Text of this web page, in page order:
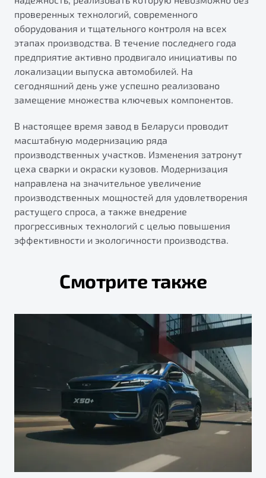
проверенных технологий, современного
оборудования и тщательного контроля на всех
этапах производства. В течение последнего года
предприятие активно продвигало инициативы по
локализации выпуска автомобилей. На
сегодняшний день уже успешно реализовано
замещение множества ключевых компонентов.
В настоящее время завод в Беларуси проводит
масштабную модернизацию ряда
производственных участков. Изменения затронут
цеха сварки и окраски кузовов. Модернизация
направлена на значительное увеличение
производственных мощностей для удовлетворения
растущего спроса, а также внедрение
прогрессивных технологий с целью повышения
эффективности и экологичности производства.
Смотрите также